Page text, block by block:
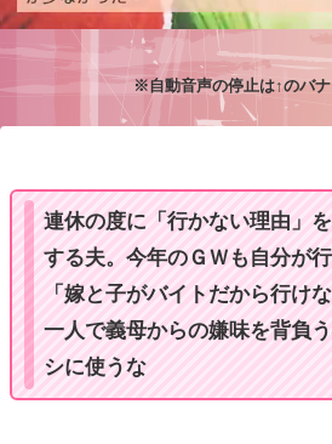
※自動音声の停止は↑のバ
連休の度に「行かない理由」
する夫。今年のＧＷも自分が
「嫁と子がバイトだから行け
一人で義母からの嫌味を背負
シに使うな